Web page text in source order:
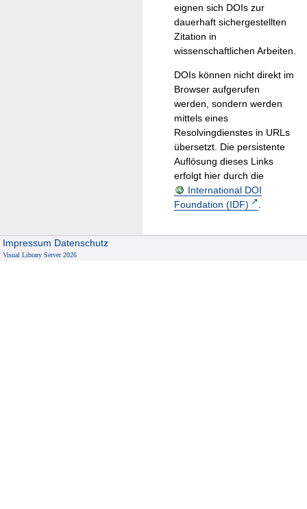
eignen sich DOIs zur
dauerhaft sichergestellten
Zitation in
wissenschaftlichen Arbeiten.
DOIs können nicht direkt im
Browser aufgerufen
werden, sondern werden
mittels eines
Resolvingdienstes in URLs
übersetzt. Die persistente
Auflösung dieses Links
erfolgt hier durch die
International DOI
Foundation (IDF)
.
Impressum Datenschutz
Visual Library Server 2026